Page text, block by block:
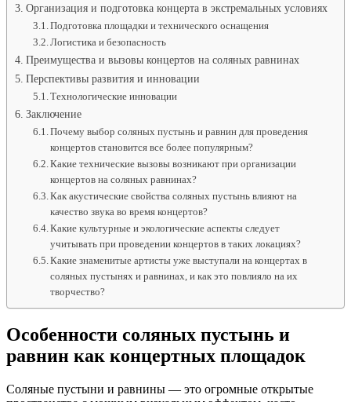
Организация и подготовка концерта в экстремальных условиях
Подготовка площадки и технического оснащения
Логистика и безопасность
Преимущества и вызовы концертов на соляных равнинах
Перспективы развития и инновации
Технологические инновации
Заключение
Почему выбор соляных пустынь и равнин для проведения
концертов становится все более популярным?
Какие технические вызовы возникают при организации
концертов на соляных равнинах?
Как акустические свойства соляных пустынь влияют на
качество звука во время концертов?
Какие культурные и экологические аспекты следует
учитывать при проведении концертов в таких локациях?
Какие знаменитые артисты уже выступали на концертах в
соляных пустынях и равнинах, и как это повлияло на их
творчество?
Особенности соляных пустынь и
равнин как концертных площадок
Соляные пустыни и равнины — это огромные открытые